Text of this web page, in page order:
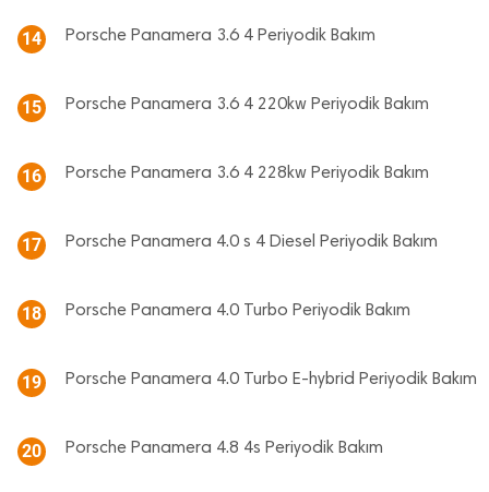
14 Porsche Panamera 3.6 4 Periyodik Bakım
15 Porsche Panamera 3.6 4 220kw Periyodik Bakım
16 Porsche Panamera 3.6 4 228kw Periyodik Bakım
17 Porsche Panamera 4.0 s 4 Diesel Periyodik Bakım
18 Porsche Panamera 4.0 Turbo Periyodik Bakım
19 Porsche Panamera 4.0 Turbo E-hybrid Periyodik Bakım
20 Porsche Panamera 4.8 4s Periyodik Bakım